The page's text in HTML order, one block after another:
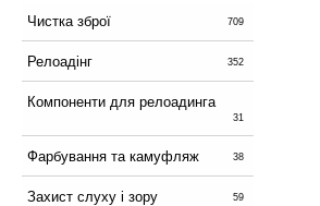
Чистка зброї 709
Релоадінг 352
Компоненти для релоадинга
31
Фарбування та камуфляж 38
Захист слуху і зору 59